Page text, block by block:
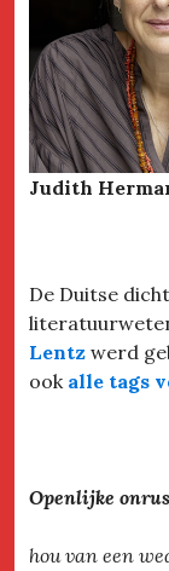
Judith
De Duitse
Lentz werd
ook alle tags
Openlijke
hou van een